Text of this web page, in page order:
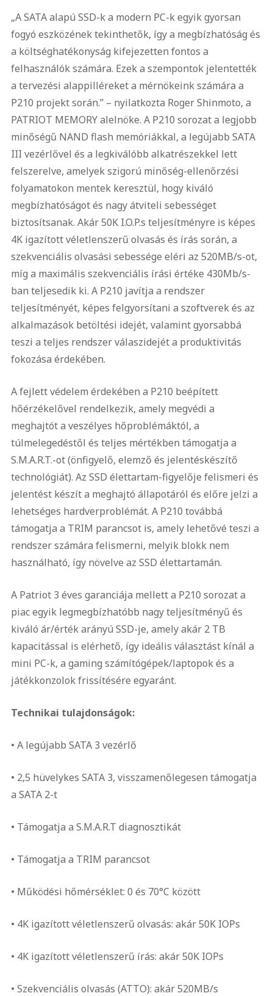
„A SATA alapú SSD-k a modern PC-k egyik gyorsan
fogyó eszközének tekinthetők, így a megbízhatóság és
a költséghatékonyság kifejezetten fontos a
felhasználók számára. Ezek a szempontok jelentették
a tervezési alappilléreket a mérnökeink számára a
P210 projekt során.” – nyilatkozta Roger Shinmoto, a
PATRIOT MEMORY alelnöke. A P210 sorozat a legjobb
minőségű NAND flash memóriákkal, a legújabb SATA
III vezérlővel és a legkiválóbb alkatrészekkel lett
felszerelve, amelyek szigorú minőség-ellenőrzési
folyamatokon mentek keresztül, hogy kiváló
megbízhatóságot és nagy átviteli sebességet
biztosítsanak. Akár 50K I.O.P.s teljesítményre is képes
4K igazított véletlenszerű olvasás és írás során, a
szekvenciális olvasási sebessége eléri az 520MB/s-ot,
míg a maximális szekvenciális írási értéke 430Mb/s-
ban teljesedik ki. A P210 javítja a rendszer
teljesítményét, képes felgyorsítani a szoftverek és az
alkalmazások betöltési idejét, valamint gyorsabbá
teszi a teljes rendszer válaszidejét a produktivitás
fokozása érdekében.
A fejlett védelem érdekében a P210 beépített
hőérzékelővel rendelkezik, amely megvédi a
meghajtót a veszélyes hőproblémáktól, a
túlmelegedéstől és teljes mértékben támogatja a
S.M.A.R.T.-ot (önfigyelő, elemző és jelentéskészítő
technológiát). Az SSD élettartam-figyelője felismeri és
jelentést készít a meghajtó állapotáról és előre jelzi a
lehetséges hardverproblémát. A P210 továbbá
támogatja a TRIM parancsot is, amely lehetővé teszi a
rendszer számára felismerni, melyik blokk nem
használható, így növelve az SSD élettartamán.
A Patriot 3 éves garanciája mellett a P210 sorozat a
piac egyik legmegbízhatóbb nagy teljesítményű és
kiváló ár/érték arányú SSD-je, amely akár 2 TB
kapacitással is elérhető, így ideális választást kínál a
mini PC-k, a gaming számítógépek/laptopok és a
játékkonzolok frissítésére egyaránt.
Technikai tulajdonságok:
• A legújabb SATA 3 vezérlő
• 2,5 hüvelykes SATA 3, visszamenőlegesen támogatja
a SATA 2-t
• Támogatja a S.M.A.R.T diagnosztikát
• Támogatja a TRIM parancsot
• Működési hőmérséklet: 0 és 70°C között
• 4K igazított véletlenszerű olvasás: akár 50K IOPs
• 4K igazított véletlenszerű írás: akár 50K IOPs
• Szekvenciális olvasás (ATTO): akár 520MB/s